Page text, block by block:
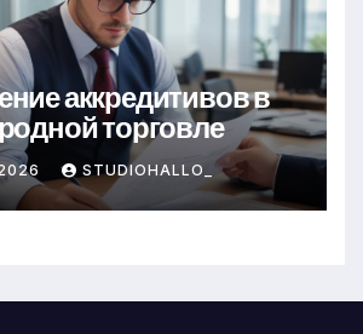
аккредитивов в
торговле
STUDIOHALLO_